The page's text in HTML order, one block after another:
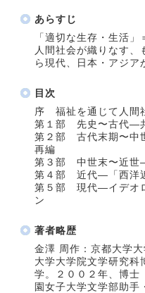
あらすじ
「適切な生存・生活
人間社会が織りなす
ら現代、日本・アジア
目次
序 福祉を通じて人間
第１部 先史〜古代―
第２部 古代末期〜中
再編
第３部 中世末〜近世
第４部 近代―「西洋
第５部 現代―イデオ
ン
著者略歴
金澤 周作：京都大学
大学大学院文学研究科
学。２００２年、博士
園女子大学文学部助手